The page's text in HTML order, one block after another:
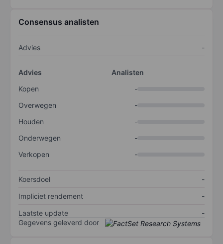
Consensus analisten
Advies -
Advies
Analisten
Kopen
-
Overwegen
-
Houden
-
Onderwegen
-
Verkopen
-
Koersdoel
-
Impliciet rendement
-
Laatste update
-
Gegevens geleverd door